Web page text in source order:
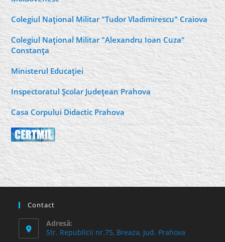
Colegiul Naţional Militar "Tudor Vladimirescu" Craiova
Colegiul Naţional Militar "Alexandru Ioan Cuza"
Constanţa
Ministerul Educaţiei
Inspectoratul Şcolar Judeţean Prahova
Casa Corpului Didactic Prahova
Contact
Adresă:
Str. Republicii nr.75, Breaza, Jud. Prahova